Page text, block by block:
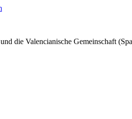
die Valencianische Gemeinschaft